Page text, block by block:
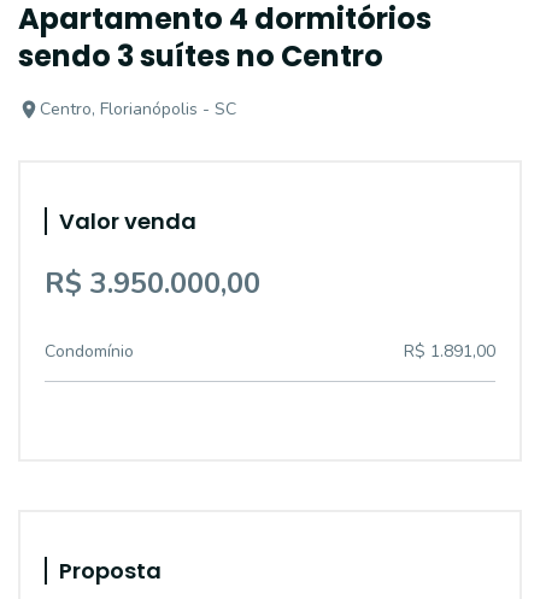
Apartamento 4 dormitórios
sendo 3 suítes no Centro
Centro, Florianópolis - SC
Valor venda
R$ 3.950.000,00
Condomínio R$ 1.891,00
Proposta